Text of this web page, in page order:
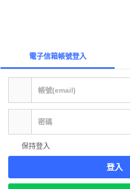
電子信箱帳號登入
保持登入
登入